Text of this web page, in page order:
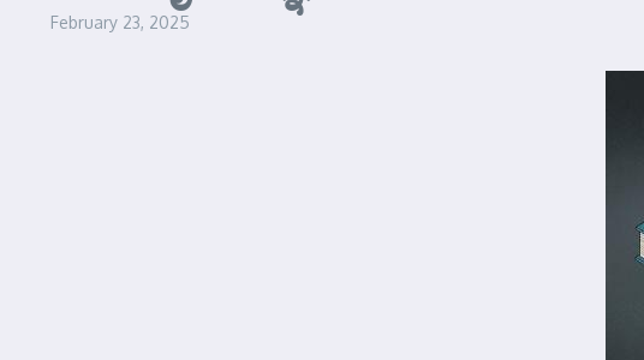
February 23, 2025